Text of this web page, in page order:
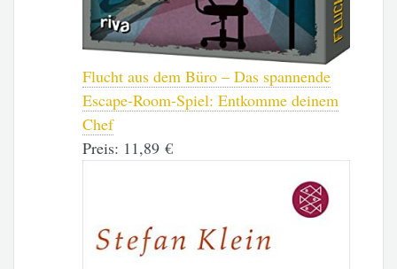
Flucht aus dem Büro – Das spannende
Escape-Room-Spiel: Entkomme deinem
Chef
Preis: 11,89 €